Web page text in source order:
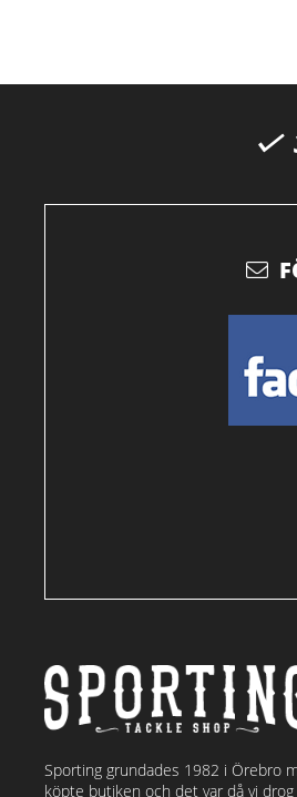
Sporting grundades 1982 i Örebro
köpte butiken och det var då vi